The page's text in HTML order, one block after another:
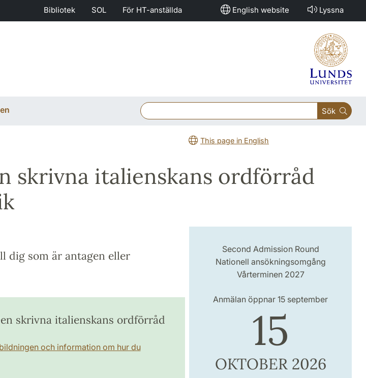
Bibliotek SOL För HT-anställda English website Lyssna
Sök
This page in English
skrivna italienskans ordförråd
dig som är antagen eller
skrivna italienskans ordförråd
och information om hur du
Second Admission Round
Nationell ansökningsomgång
Vårterminen 2027
Anmälan öppnar 15 september
15
OKTOBER 2026